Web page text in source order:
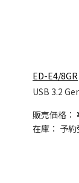
ED-E4/8GR
USB 3.2
販売価格：
在庫： 予約